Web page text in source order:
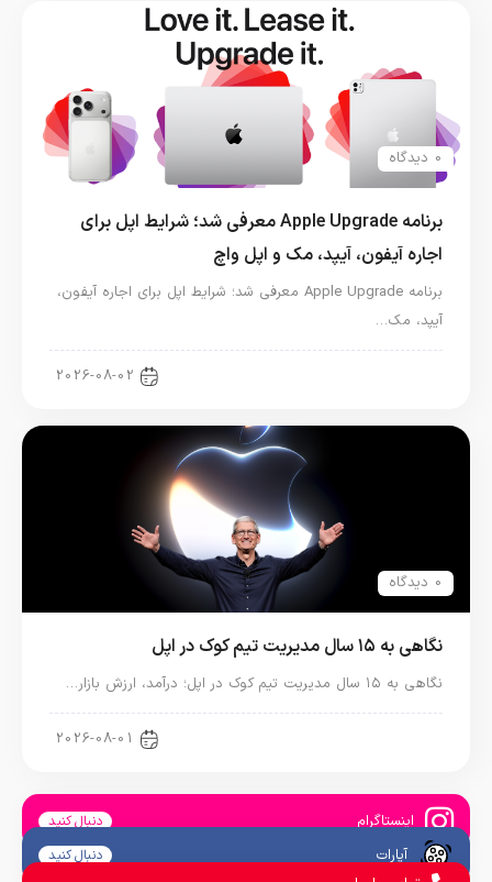
0 دیدگاه
برنامه Apple Upgrade معرفی شد؛ شرایط اپل برای
اجاره آیفون، آیپد، مک و اپل واچ
برنامه Apple Upgrade معرفی شد؛ شرایط اپل برای اجاره آیفون،
آیپد، مک…
2026-08-02
0 دیدگاه
نگاهی به ۱۵ سال مدیریت تیم کوک در اپل
نگاهی به ۱۵ سال مدیریت تیم کوک در اپل؛ درآمد، ارزش بازار…
2026-08-01
اینستاگرام دنبال کنید
آپارات دنبال کنید